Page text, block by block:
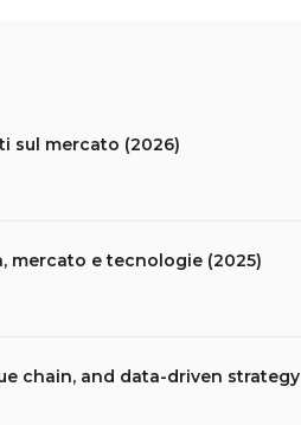
sul mercato (2026)
mercato e tecnologie (2025)
chain, and data-driven strategy